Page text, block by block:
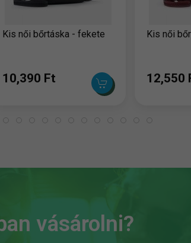
Kis női bőrtáska - fekete
10,390 Ft
Kis női
12,550
vásárolni?